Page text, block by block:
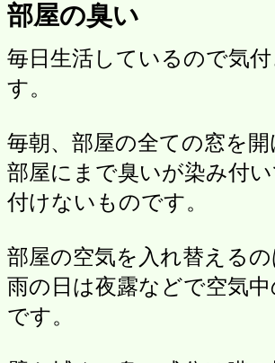
部屋の臭い
毎日生活しているので気
す。
毎朝、部屋の全ての窓を
部屋にまで臭いが染み付
付けないものです。
部屋の空気を入れ替える
雨の日は夜露などで空気
です。